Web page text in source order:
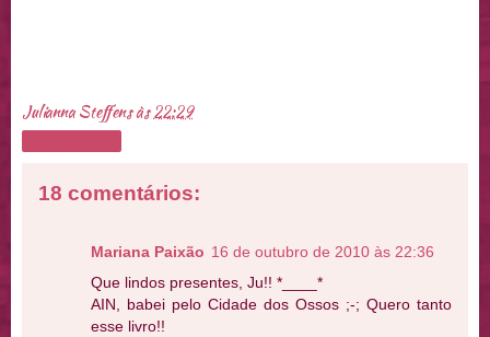
Julianna Steffensàs22:29
18 comentários:
Mariana Paixão 16 de outubro de 2010 às 22:36
Que lindos presentes, Ju!! *____*
AIN, babei pelo Cidade dos Ossos ;-; Quero tanto
esse livro!!